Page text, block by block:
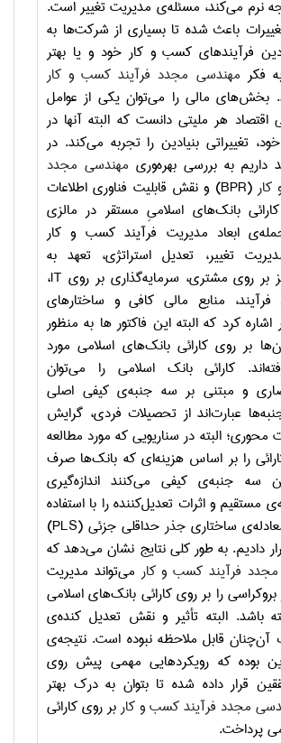
نرم می‌کند، مسئله‌ی مدیریت تغییر است.
باعث شده تا بسیاری از شرکت‌ها به
فرآیندهای کسب و کار خود و یا بهتر
فکر مهندسی مجدد فرآیند کسب و کار
بخش‌های مالی را می‌توان یکی از عوامل
هر ملیتی دانست که البته آنها در
تغییراتی بنیادین را تجربه می‌کند. در
داریم به بررسی بهره‌وری مهندسی مجدد
(BPR) و نقش قابلیت فناوری اطلاعات
بانک‌های اسلامیِ مستقر در مالزی
جمله‌ی ابعاد مدیریت فرآیند کسب و کار
تغییر، تعدیل استراتژی، تعهد به
بر روی مشتری، سرمایه‌گذاری بر روی IT،
منابع مالی کافی و ساختارهای
کرد که البته این فاکتور ها به منظور
بر روی کارائی بانک‌های اسلامی مورد
کارائی بانک اسلامی را می‌توان
و مبتنی بر سه جنبه‌ی کیفی اصلی
عبارت‌اند از تحصیلات فردی، گرایش
البته در سناریویی که مورد مطالعه
کارائی را بر اساس هزینه‌ای که بانک‌ها صرف
سه جنبه‌ی کیفی می‌کنند اندازه‌گیری
مستقیم و اثرات تعدیل‌کننده را با استفاده
ساختاری جذر حداقلی جزئی (PLS)
دادیم. به طور کلی نتایج نشان می‌دهد که
فرآیند کسب و کارمی‌تواند مدیریت
بروکراسی را بر روی کارائی بانک‌های اسلامی
باشد. البته تأثیر و نقش تعدیل کنده‌ی
آن‌چنان قابل ملاحظه نبوده است. نتیجه‌ی
بوده که رویکردهایی مهمی پیش روی
قرار داده شده تا بتوان به درک بهتر
مجدد فرآیند کسب و کاربر روی کارائی
پرداخت.